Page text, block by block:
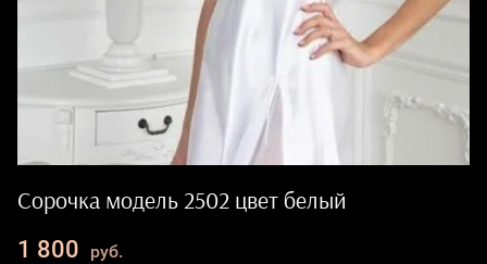
Сорочка модель 2502 цвет белый
1 800 руб.